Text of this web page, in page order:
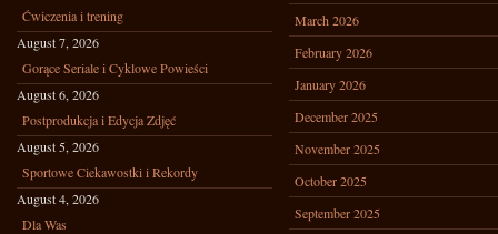
Ćwiczenia i trening
August 7, 2026
Gorące Seriale i Cyklowe Powieści
August 6, 2026
Postprodukcja i Edycja Zdjęć
August 5, 2026
Sportowe Ciekawostki i Rekordy
August 4, 2026
Dla Was
March 2026
February 2026
January 2026
December 2025
November 2025
October 2025
September 2025